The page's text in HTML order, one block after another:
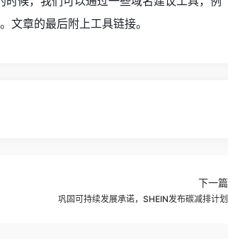
文章的最后附上工具链接。
下一篇
巩固可持续发展承诺，SHEIN发布碳减排计划